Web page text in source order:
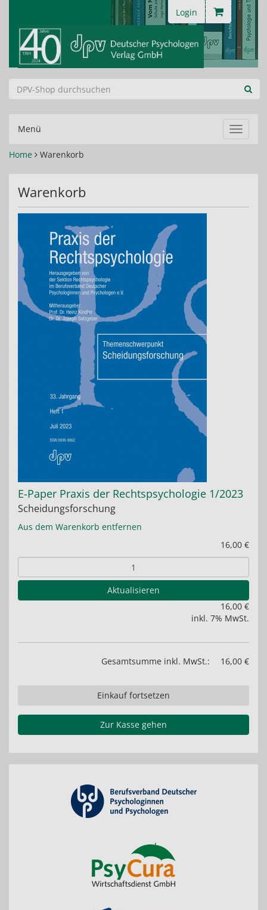
Login
Menü
ein-/
Home
Warenkorb
Warenkorb
E-Paper Praxis der Rechtspsychologie 1/2023
Scheidungsforschung
Aus dem Warenkorb entfernen
16,00 €
Aktualisieren
16,00 €
inkl. 7% MwSt.
Gesamtsumme inkl. MwSt.: 16,00 €
Einkauf fortsetzen
Zur Kasse gehen